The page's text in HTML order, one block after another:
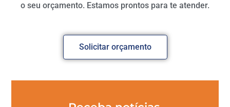
o seu orçamento. Estamos prontos para te atender.
Solicitar orçamento